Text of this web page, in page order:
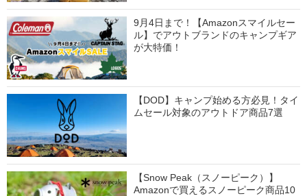
9月4日まで！【Amazonスマイルセー
ル】でアウトブランドのキャンプギア
が大特価！
【DOD】キャンプ始める方必見！タイ
ムセール対象のアウトドア商品7選
【Snow Peak（スノーピーク）】
Amazonで買えるスノーピーク商品10